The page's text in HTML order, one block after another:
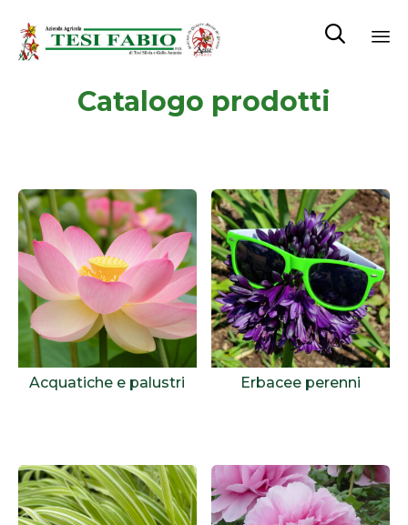

Catalogo prodotti
Acquatiche e palustri Erbacee perenni